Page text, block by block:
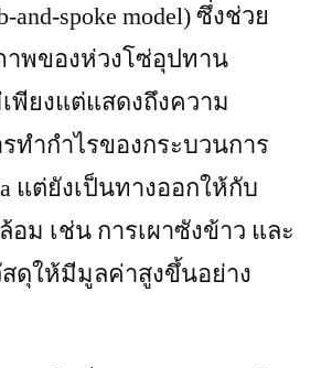
and-spoke model) ซึ่งช่วย
าพของห่วงโซ่อุปทาน
พียงแต่แสดงถึงความ
ทำกำไรของกระบวนการ
แต่ยังเป็นทางออกให้กับ
ม เช่น การเผาซังข้าว และ
ดุให้มีมูลค่าสูงขึ้นอย่าง